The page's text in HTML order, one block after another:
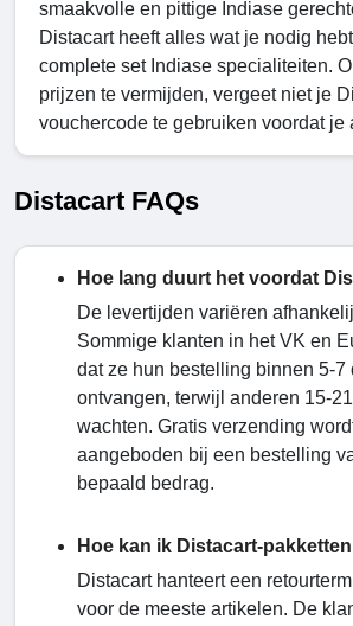
smaakvolle en pittige Indiase
Distacart heeft alles wat je nodig
complete set Indiase specialiteiten.
prijzen te vermijden, vergeet niet je
vouchercode te gebruiken voordat je
Distacart FAQs
Hoe lang duurt het voordat
De levertijden variëren
Sommige klanten in het VK en
dat ze hun bestelling binnen 5-7
ontvangen, terwijl anderen 15-
wachten. Gratis verzending
aangeboden bij een bestelling
bepaald bedrag.
Hoe kan ik Distacart-
Distacart hanteert een
voor de meeste artikelen. De